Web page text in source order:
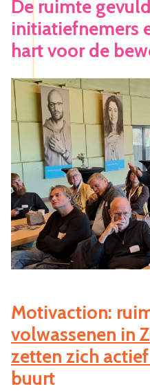
De ruimte
initiatiefnemers
hart voor de
Motivaction:
volwassenen in
zetten zich
buurt